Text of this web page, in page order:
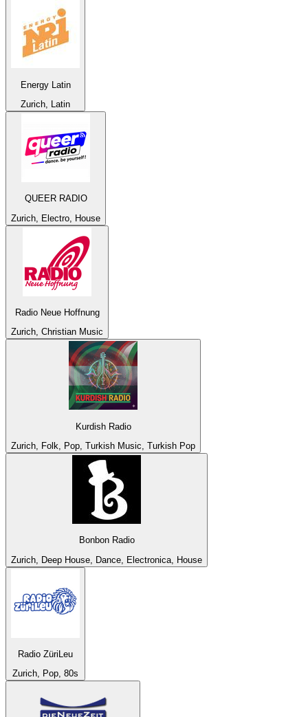
Energy Latin
Zurich, Latin
QUEER RADIO
Zurich, Electro, House
Radio Neue Hoffnung
Zurich, Christian Music
Kurdish Radio
Zurich, Folk, Pop, Turkish Music, Turkish Pop
Bonbon Radio
Zurich, Deep House, Dance, Electronica, House
Radio ZüriLeu
Zurich, Pop, 80s